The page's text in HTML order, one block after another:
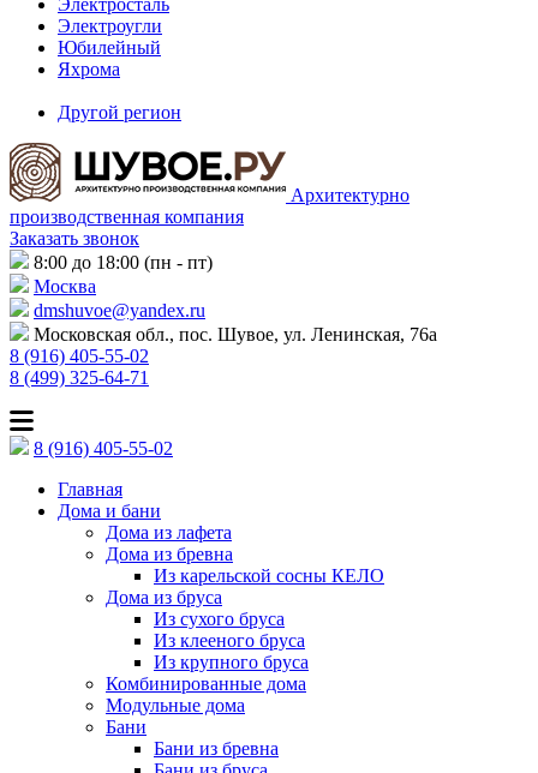
Электросталь
Электроугли
Юбилейный
Яхрома
Другой регион
Архитектурно
производственная компания
Заказать звонок
8:00 до 18:00 (пн - пт)
Москва
dmshuvoe@yandex.ru
Московская обл., пос. Шувое, ул. Ленинская, 76а
8 (916) 405-55-02
8 (499) 325-64-71
8 (916) 405-55-02
Главная
Дома и бани
Дома из лафета
Дома из бревна
Из карельской сосны КЕЛО
Дома из бруса
Из сухого бруса
Из клееного бруса
Из крупного бруса
Комбинированные дома
Модульные дома
Бани
Бани из бревна